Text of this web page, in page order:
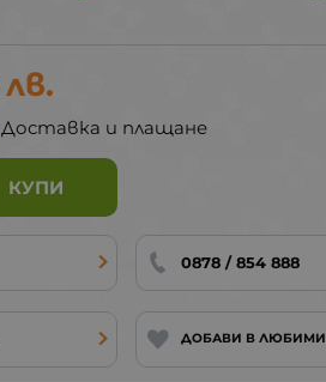
лв.
Доставка и плащане
КУПИ
0878 / 854 888
ДОБАВИ В ЛЮБИМИ